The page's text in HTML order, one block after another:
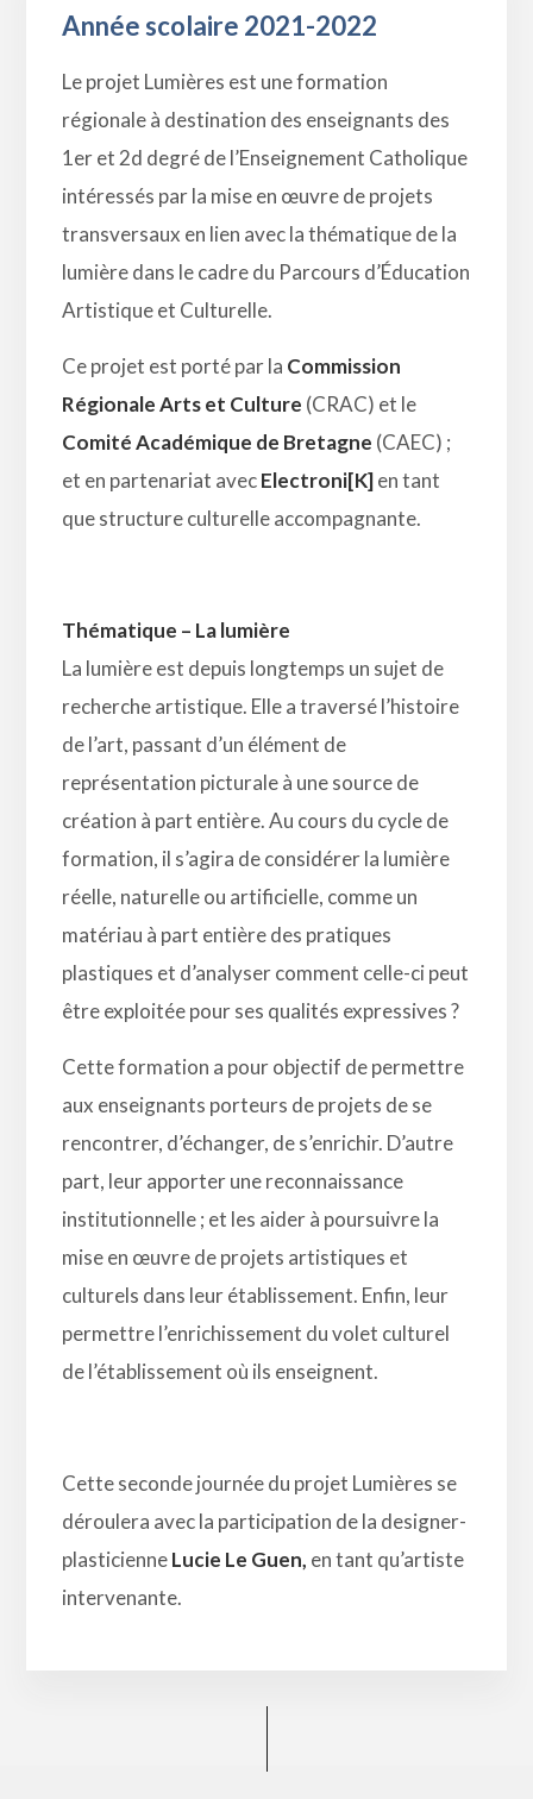
Année scolaire 2021-2022
Le projet Lumières est une formation
régionale à destination des enseignants des
1er et 2d degré de l’Enseignement Catholique
intéressés par la mise en œuvre de projets
transversaux en lien avec la thématique de la
lumière dans le cadre du Parcours d’Éducation
Artistique et Culturelle.
Ce projet est porté par la Commission
Régionale Arts et Culture (CRAC) et le
Comité Académique de Bretagne (CAEC) ;
et en partenariat avecElectroni[K]en tant
que structure culturelle accompagnante.
Thématique – La lumière
La lumière est depuis longtemps un sujet de
recherche artistique. Elle a traversé l’histoire
de l’art, passant d’un élément de
représentation picturale à une source de
création à part entière. Au cours du cycle de
formation, il s’agira de considérer la lumière
réelle, naturelle ou artificielle, comme un
matériau à part entière des pratiques
plastiques et d’analyser comment celle-ci peut
être exploitée pour ses qualités expressives ?
Cette formation a pour objectif de permettre
aux enseignants porteurs de projets de se
rencontrer, d’échanger, de s’enrichir. D’autre
part, leur apporter une reconnaissance
institutionnelle ; et les aider à poursuivre la
mise en œuvre de projets artistiques et
culturels dans leur établissement. Enfin, leur
permettre l’enrichissement du volet culturel
de l’établissement où ils enseignent.
Cette seconde journée du projet Lumières se
déroulera avec la participation de la designer-
plasticienneLucie Le Guen, en tant qu’artiste
intervenante.